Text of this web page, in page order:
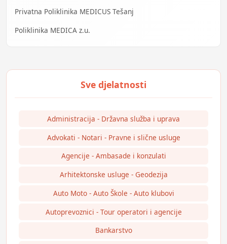
Privatna Poliklinika MEDICUS Tešanj
Poliklinika MEDICA z.u.
Administracija - Državna služba i uprava
Advokati - Notari - Pravne i slične usluge
Agencije - Ambasade i konzulati
Arhitektonske usluge - Geodezija
Auto Moto - Auto Škole - Auto klubovi
Autoprevoznici - Tour operatori i agencije
Bankarstvo